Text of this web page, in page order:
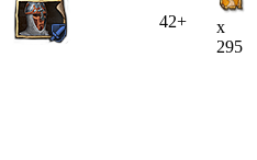
42+
x
295